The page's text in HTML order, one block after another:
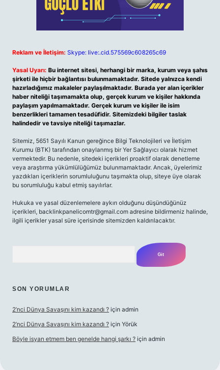
Reklam ve İletişim: Skype: live:.cid.575569c608265c69
Yasal Uyarı: Bu internet sitesi, herhangi bir marka, kurum veya şahıs
şirketi ile hiçbir bağlantısı bulunmamaktadır. Sitede yalnızca kendi
hazırladığımız makaleler paylaşılmaktadır. Burada yer alan içerikler
haber niteliği taşımamakta olup, gerçek kurum ve kişiler hakkında
paylaşım yapılmamaktadır. Gerçek kurum ve kişiler ile isim
benzerlikleri tamamen tesadüfidir. Sitemizdeki bilgiler taslak
halindedir ve tavsiye niteliği taşımazlar.
Sitemiz, 5651 Sayılı Kanun gereğince Bilgi Teknolojileri ve İletişim
Kurumu (BTK) tarafından onaylanmış bir Yer Sağlayıcı olarak hizmet
vermektedir. Bu nedenle, sitedeki içerikleri proaktif olarak denetleme
veya araştırma yükümlülüğümüz bulunmamaktadır. Ancak, üyelerimiz
yazdıkları içeriklerin sorumluluğunu taşımakta olup, siteye üye olarak
bu sorumluluğu kabul etmiş sayılırlar.
Hukuka ve yasal düzenlemelere aykırı olduğunu düşündüğünüz
içerikleri, backlinkpanelicomtr@gmail.com adresine bildirmeniz halinde,
ilgili içerikler yasal süre içerisinde sitemizden kaldırılacaktır.
SON YORUMLAR
2’nci Dünya Savaşını kim kazandı ? için admin
2’nci Dünya Savaşını kim kazandı ? için Yörük
Böyle isyan etmem ben genelde hangi şarkı ? için admin